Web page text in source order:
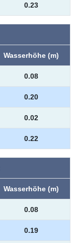
0.23
Wasserhöhe (m)
0.08
0.20
0.02
0.22
Wasserhöhe (m)
0.08
0.19